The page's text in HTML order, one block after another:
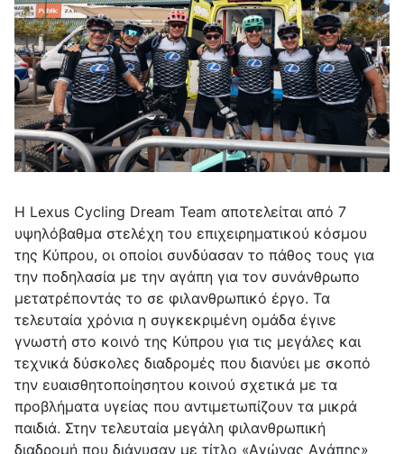
Η Lexus Cycling Dream Team αποτελείται από 7
υψηλόβαθμα στελέχη του επιχειρηματικού κόσμου
της Κύπρου, οι οποίοι συνδύασαν το πάθος τους για
την ποδηλασία με την αγάπη για τον συνάνθρωπο
μετατρέποντάς το σε φιλανθρωπικό έργο. Τα
τελευταία χρόνια η συγκεκριμένη ομάδα έγινε
γνωστή στο κοινό της Κύπρου για τις μεγάλες και
τεχνικά δύσκολες διαδρομές που διανύει με σκοπό
την ευαισθητοποίησητου κοινού σχετικά με τα
προβλήματα υγείας που αντιμετωπίζουν τα μικρά
παιδιά. Στην τελευταία μεγάλη φιλανθρωπική
διαδρομή που διάνυσαν με τίτλο «Αγώνας Αγάπης»